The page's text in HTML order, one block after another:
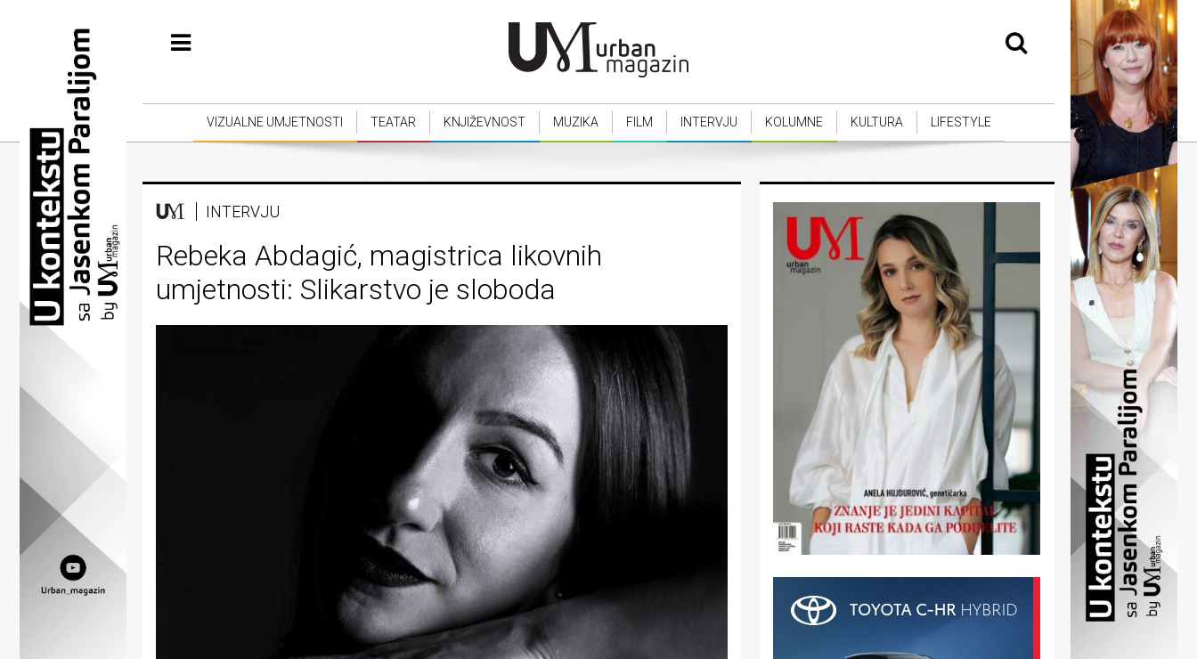
Vizualne
umjetnosti
Teatar
Književnost
Muzika
Film
Intervju
Kolumne
Lifestyle
Beauty
Zdravlje
stolom
VIZUALNE UMJETNOSTI TEATAR KNJIŽEVNOST MUZIKA FILM INTERVJU KOLUMNE KULTURA LIFESTYLE
INTERVJU
Rebeka Abdagić, magistrica likovnih
umjetnosti: Slikarstvo je sloboda